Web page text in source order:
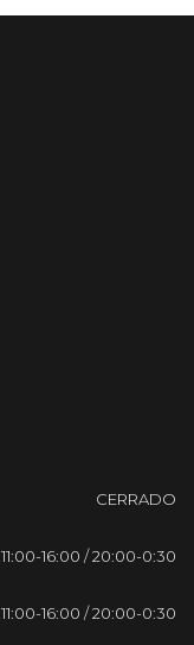
CERRADO
11:00-16:00 / 20:00-0:30
11:00-16:00 / 20:00-0:30